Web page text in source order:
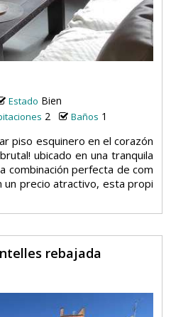
Estado Bien
2 Baños 1
piso esquinero en el corazón
ubicado en una tranquila
combinación perfecta de com
un precio atractivo, esta propi
rebajada